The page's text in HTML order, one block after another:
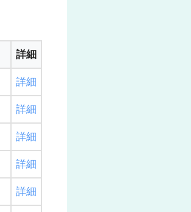
詳細
詳細
詳細
詳細
詳細
詳細